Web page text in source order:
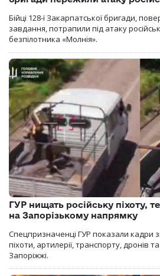
Бійці 128-ї Закарпатської бригади,
завдання, потрапили під атаку
безпілотника «Молнія».
ГУР нищать російську піхоту,
на Запорізькому напрямку
Спецпризначенці ГУР показали кадри
піхоти, артилерії, транспорту, дронів та
Запоріжжі.